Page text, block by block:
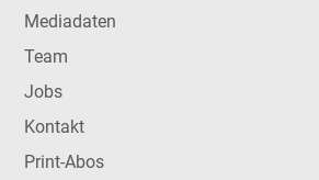
Mediadaten
Team
Jobs
Kontakt
Print-Abos